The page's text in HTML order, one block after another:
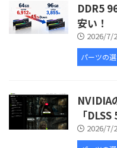
DDR5
安い！
2026/7/
パーツの
NVIDIA
「
2026/7/